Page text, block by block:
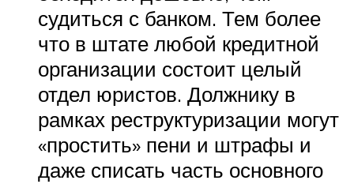
судиться с банком. Тем более
что в штате любой кредитной
организации состоит целый
отдел юристов. Должнику в
рамках реструктуризации могут
«простить» пени и штрафы и
даже списать часть основного